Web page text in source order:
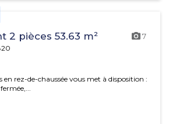
2 pièces 53.63 m² 7
en rez-de-chaussée vous met à disposition :